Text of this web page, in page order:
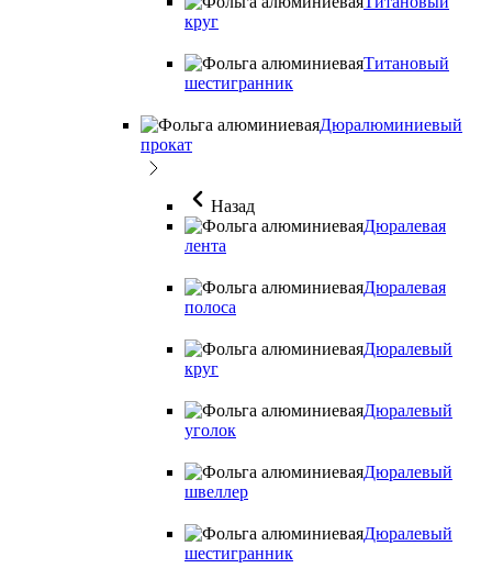
круг
Титановый
шестигранник
Дюралюминиевый
прокат
Назад
Дюралевая
лента
Дюралевая
полоса
Дюралевый
круг
Дюралевый
уголок
Дюралевый
швеллер
Дюралевый
шестигранник